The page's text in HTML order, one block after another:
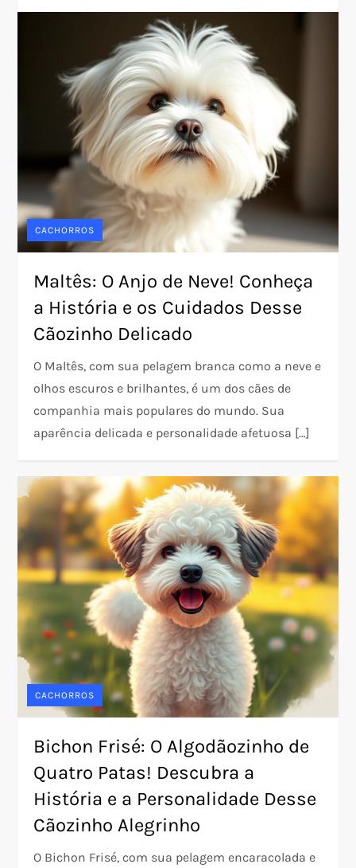
CACHORROS
Maltês: O Anjo de Neve! Conheça
a História e os Cuidados Desse
Cãozinho Delicado
O Maltês, com sua pelagem branca como a neve e
olhos escuros e brilhantes, é um dos cães de
companhia mais populares do mundo. Sua
aparência delicada e personalidade afetuosa […]
CACHORROS
Bichon Frisé: O Algodãozinho de
Quatro Patas! Descubra a
História e a Personalidade Desse
Cãozinho Alegrinho
O Bichon Frisé, com sua pelagem encaracolada e